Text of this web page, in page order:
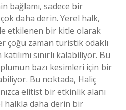
bağlamı, sadece bir
daha derin. Yerel halk,
etkilenen bir kitle olarak
çoğu zaman turistik odaklı
sınırlı kalabiliyor. Bu
bazı kesimleri için bir
Bu noktada, Haliç
elitist bir etkinlik alanı
halkla daha derin bir